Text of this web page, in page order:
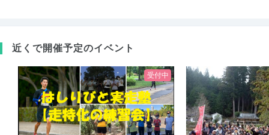
近くで開催予定のイベント
受付中